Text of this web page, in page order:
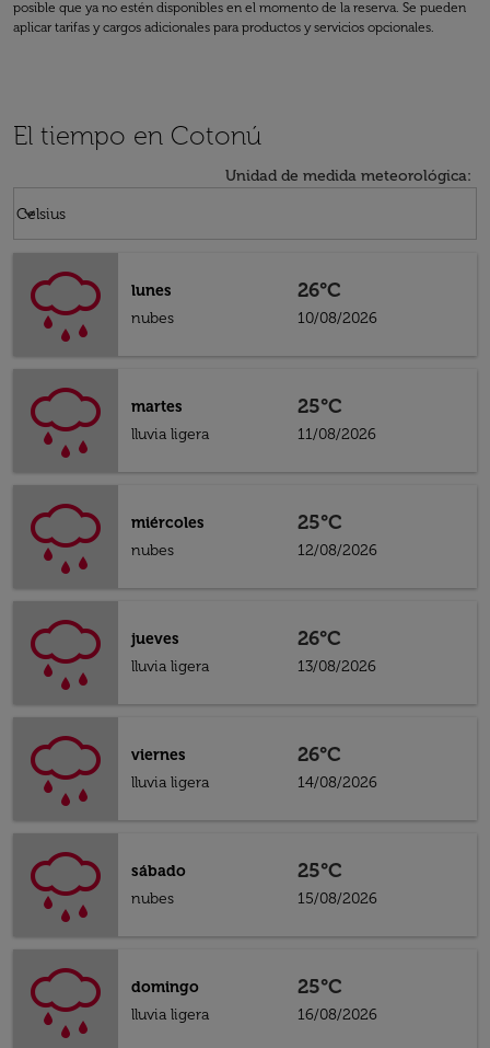
posible que ya no estén disponibles en el momento de la reserva. Se pueden
aplicar tarifas y cargos adicionales para productos y servicios opcionales.
El tiempo en Cotonú
Unidad de medida meteorológica:
Celsius
keyboard_arrow_down
lunes
nubes
26°C
10/08/2026
martes
lluvia ligera
25°C
11/08/2026
miércoles
nubes
25°C
12/08/2026
jueves
lluvia ligera
26°C
13/08/2026
viernes
lluvia ligera
26°C
14/08/2026
sábado
nubes
25°C
15/08/2026
domingo
lluvia ligera
25°C
16/08/2026